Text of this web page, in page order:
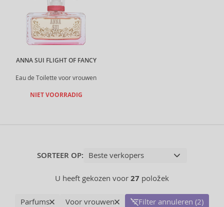
ANNA SUI FLIGHT OF FANCY
Eau de Toilette voor vrouwen
NIET VOORRADIG
SORTEER OP:
U heeft gekozen voor 27 položek
Parfums Voor vrouwen Filter annuleren (2)